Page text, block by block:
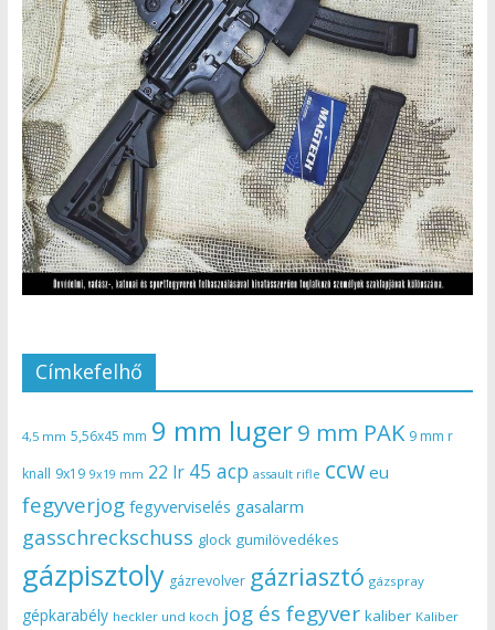
Címkefelhő
4,5 mm 5,56x45 mm 9 mm luger9 mm PAK 9 mm r
knall 9x19 9x19 mm 22 lr 45 acp assault rifle ccw eu
fegyverjog fegyverviselés gasalarm
gasschreckschuss glock gumilövedékes
gázpisztoly gázrevolver gázriasztó gázspray
gépkarabély heckler und koch jog és fegyver kaliber Kaliber